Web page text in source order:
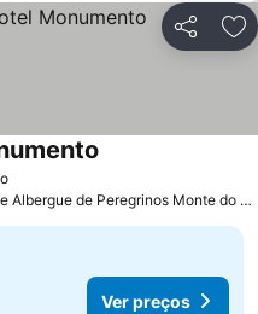
Partilhar
a 3.8 km de Albergue de Peregrinos Monte do Gozo
Ver preços